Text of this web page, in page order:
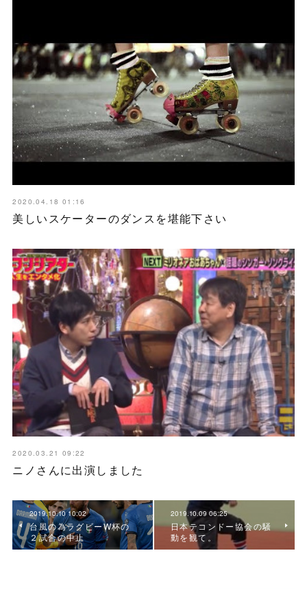
2020.04.18 01:16
美しいスケーターのダンスを堪能下さい
2020.03.21 09:22
ニノさんに出演しました
2019.10.10 10:02
台風の為ラグビーW杯の
２試合の中止
2019.10.09 06:25
日本テコンドー協会の騒
動を観て。